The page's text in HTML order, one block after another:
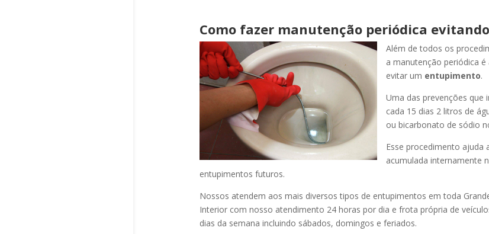
Como fazer manutenção periódica
Além de todos os
a manutenção periódica
evitar um entupimento.
Uma das prevenções que
cada 15 dias 2 litros de
ou bicarbonato de sódio
Esse procedimento ajuda
acumulada internamente
entupimentos futuros.
Nossos atendem aos mais diversos tipos de entupimentos em toda
Interior com nosso atendimento 24 horas por dia e frota própria de
dias da semana incluindo sábados, domingos e feriados.